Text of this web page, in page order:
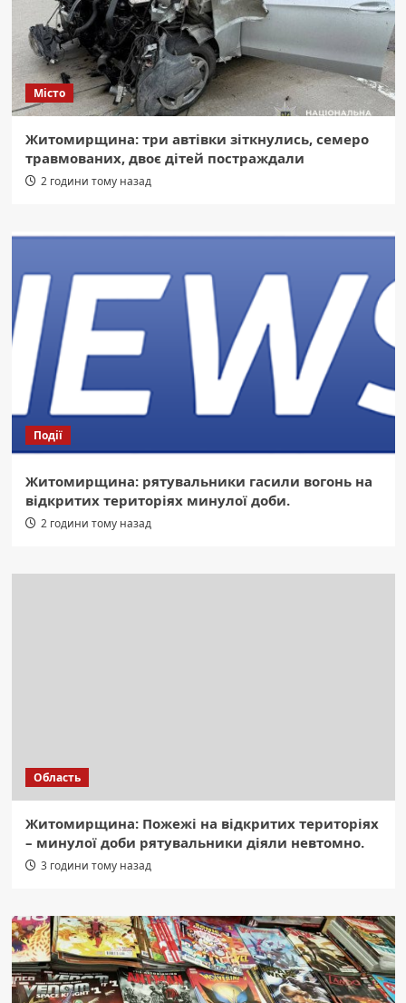
Місто
Житомирщина: три автівки зіткнулись, семеро
травмованих, двоє дітей постраждали
2 години тому назад
Події
Житомирщина: рятувальники гасили вогонь на
відкритих територіях минулої доби.
2 години тому назад
Область
Житомирщина: Пожежі на відкритих територіях
– минулої доби рятувальники діяли невтомно.
3 години тому назад